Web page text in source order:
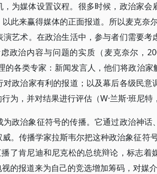
为媒体设置议程。很多时候，政治家会
此来赢得媒体的正面报道。所以麦克奈
艺术。在政治生活中，参与者们需要考
政治内容与问题的实质（麦克奈尔，
的各类专家：新闻发言人，他们将政治家
政治家有利的报道；以及幕后各级民意
为，并对结果进行评估（W·兰斯·班尼特
政治象征符号的传播。它通过政治神话
。传播学家拉斯韦尔把这种政治象征符
了肯尼迪和尼克松的总统辩论，标志
的报道来为自己的竞选增加筹码，对媒介